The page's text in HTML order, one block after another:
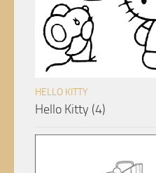
HELLO KITTY
Hello Kitty (4)